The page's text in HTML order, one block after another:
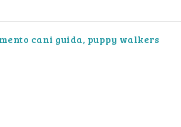
cani guida, puppy walkers